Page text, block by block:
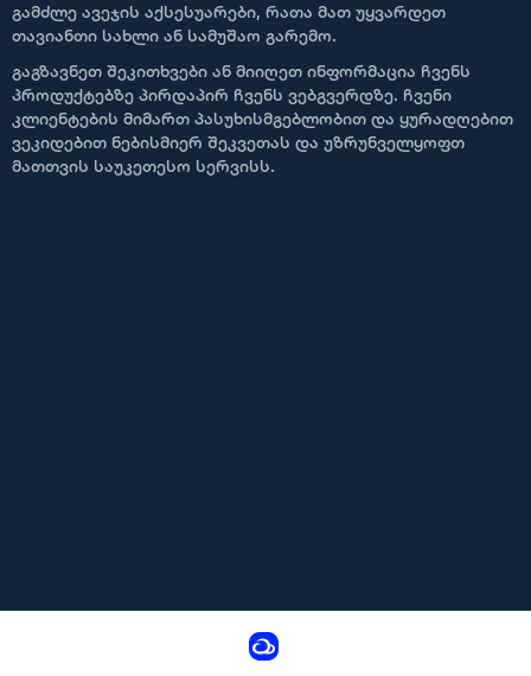
გამძლე ავეჯის აქსესუარები, რათა მათ უყვარდეთ
თავიანთი სახლი ან სამუშაო გარემო.
გაგზავნეთ შეკითხვები ან მიიღეთ ინფორმაცია ჩვენს
პროდუქტებზე პირდაპირ ჩვენს ვებგვერდზე. ჩვენი
კლიენტების მიმართ პასუხისმგებლობით და ყურადღებით
ვეკიდებით ნებისმიერ შეკვეთას და უზრუნველყოფთ
მათთვის საუკეთესო სერვისს.